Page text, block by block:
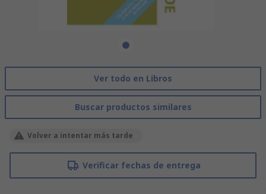
Ver todo en Libros
Buscar productos similares
Volver a intentar más tarde
Verificar fechas de entrega